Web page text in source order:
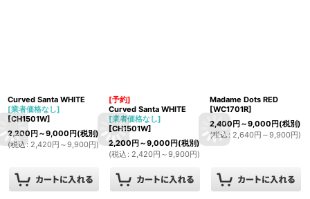
Curved Santa WHITE
[業者価格なし]
[CH1501W]
2,200 円 ～9,000 円 (税別)
(税込: 2,420円 ～9,900円)
[予約]
Curved Santa WHITE
[業者価格なし]
[CH1501W]
2,200 円 ～9,000 円 (税別)
(税込 : 2,420円 ～9,900円)
Madame Dots RED
[WC1701R]
2,400 円 ～9,000 円 (税別)
(税込 : 2,640円 ～9,900円)